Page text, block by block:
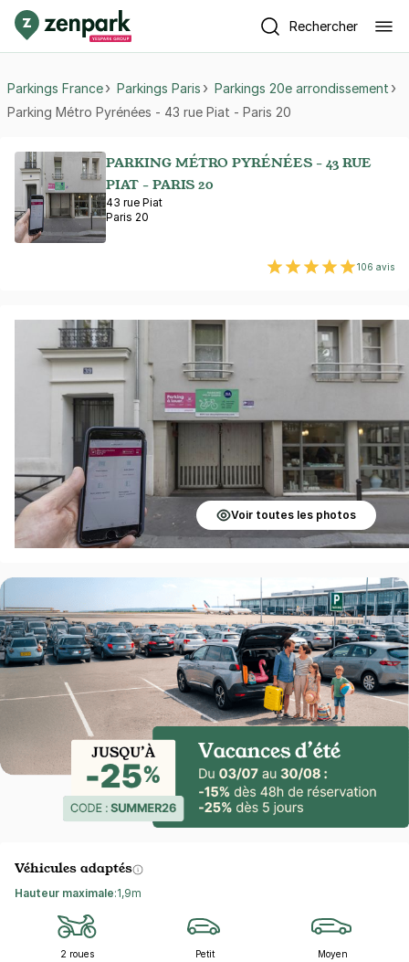
Rechercher
Parkings France Parkings Paris
Parkings 20e arrondissement
Parking Métro Pyrénées - 43 rue Piat - Paris 20
PARKING MÉTRO PYRÉNÉES - 43 RUE
PIAT - PARIS 20
43 rue Piat
Paris 20
106 avis
Voir toutes les photos
Véhicules adaptés
Hauteur maximale:1,9m
2 roues Petit Moyen